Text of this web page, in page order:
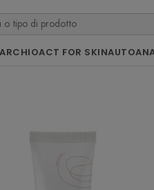
ACT FOR SKIN